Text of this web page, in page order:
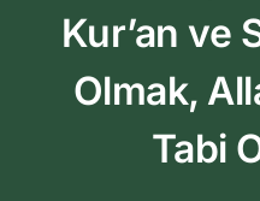
Kur’an ve
Olmak,
Tabi